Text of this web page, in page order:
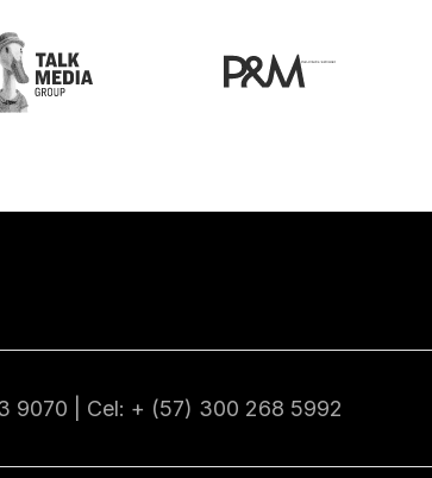
9070 | Cel: + (57) 300 268 5992